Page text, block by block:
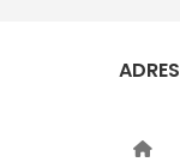
ADRES